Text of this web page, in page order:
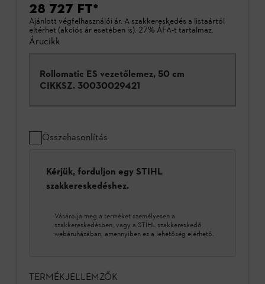
28 727 FT*
Ajánlott végfelhasználói ár. A szakkereskedés a listaártól
eltérhet (akciós ár esetében is). 27% ÁFÁ-t tartalmaz.
Árucikk
Rollomatic ES vezetőlemez, 50 cm
CIKKSZ. 30030029421
Összehasonlítás
Kérjük, forduljon egy STIHL
szakkereskedéshez.
Vásárolja meg a terméket személyesen a
szakkereskedésben, vagy a STIHL szakkereskedő
webáruházában, amennyiben ez a lehetőség elérhető.
TERMÉKJELLEMZŐK